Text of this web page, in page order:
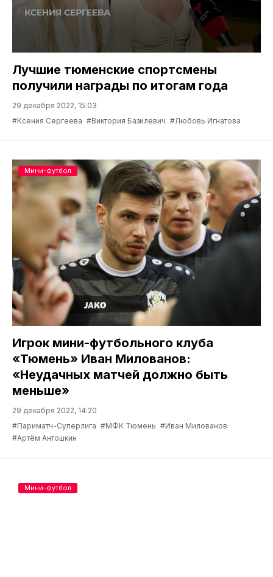
Лучшие тюменские спортсмены
получили награды по итогам года
29 декабря 2022, 15:03
#Ксения Сергеева #Виктория Базилевич #Любовь Игнатова
Игрок мини-футбольного клуба
«Тюмень» Иван Милованов:
«Неудачных матчей должно быть
меньше»
29 декабря 2022, 14:20
#Париматч-Суперлига #МФК Тюмень #Иван Милованов
#Артём Антошкин
Мини-футбол
Мини-футбол